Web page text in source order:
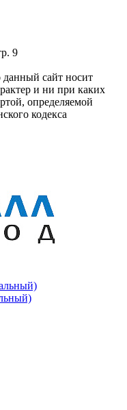
9
сайт носит
и ни при каких
определяемой
кодекса